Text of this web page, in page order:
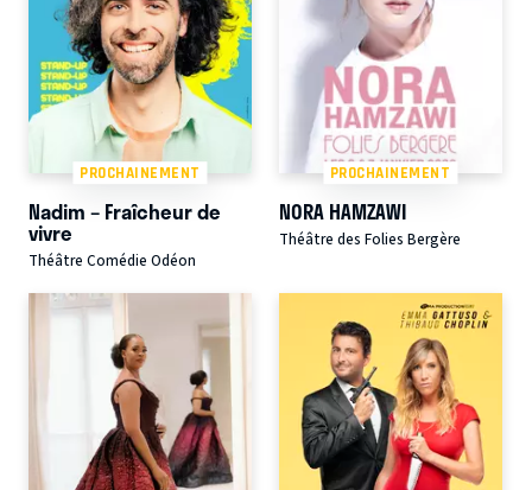
PROCHAINEMENT
Nadim – Fraîcheur de
vivre
Théâtre Comédie Odéon
PROCHAINEMENT
NORA HAMZAWI
Théâtre des Folies Bergère